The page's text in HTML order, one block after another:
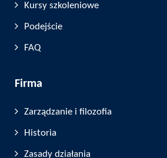
Kursy szkoleniowe
Podejście
FAQ
Firma
Zarządzanie i filozofia
Historia
Zasady działania